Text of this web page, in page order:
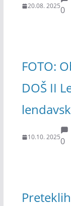
20.08. 20250
FOTO:
DOŠ II
10.10. 20250